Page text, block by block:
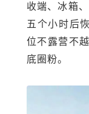
收端、冰箱
五个小时后
位不露营不
底圈粉。